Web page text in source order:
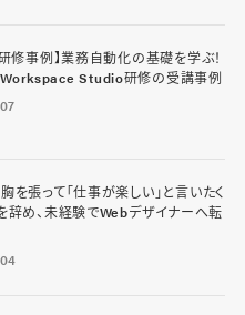
修事例】業務自動化の基礎を学ぶ！
Studio研修の受講事例
を張って「仕事が楽しい」と言いたく
辞め、未経験でWebデザイナーへ転